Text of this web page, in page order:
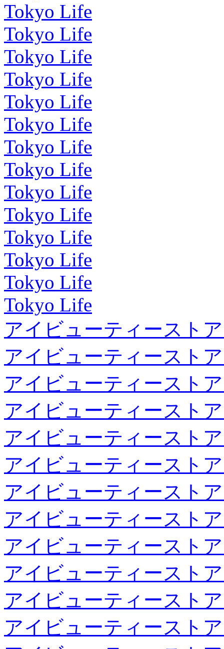
Tokyo Life
Tokyo Life
Tokyo Life
Tokyo Life
Tokyo Life
Tokyo Life
Tokyo Life
Tokyo Life
Tokyo Life
Tokyo Life
Tokyo Life
Tokyo Life
Tokyo Life
Tokyo Life
アイビューティースト
アイビューティースト
アイビューティースト
アイビューティースト
アイビューティースト
アイビューティースト
アイビューティースト
アイビューティースト
アイビューティースト
アイビューティースト
アイビューティースト
アイビューティースト